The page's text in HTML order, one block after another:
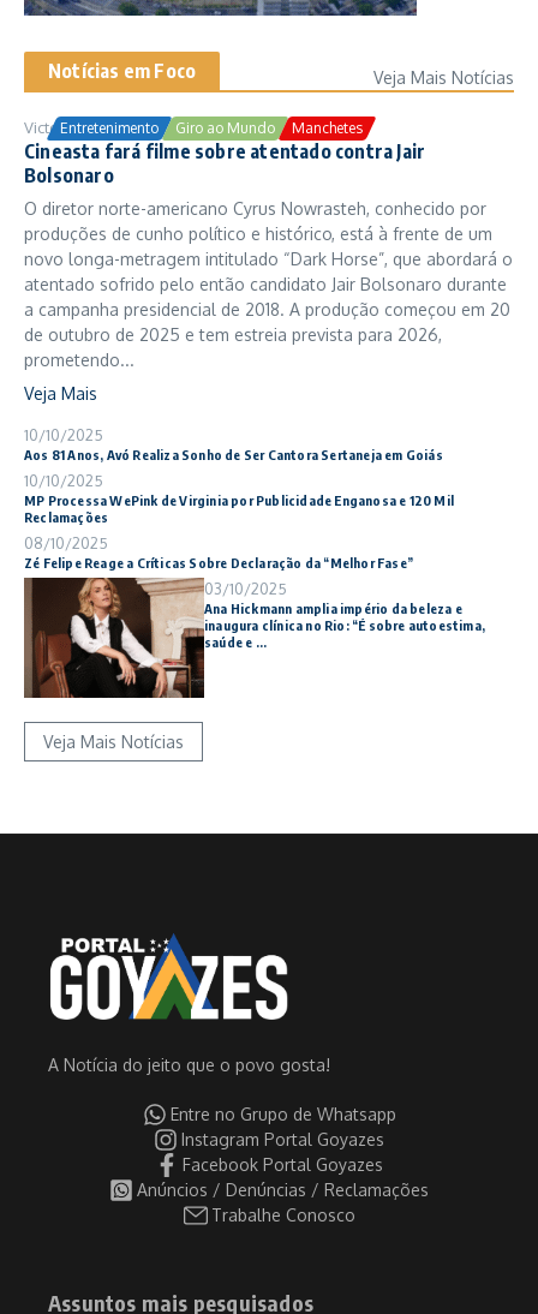
Notícias em Foco Veja Mais Notícias
Entretenimento Giro ao Mundo Manchetes
Victor Samuel 24/10/2025
Cineasta fará filme sobre atentado contra Jair
Bolsonaro
O diretor norte-americano Cyrus Nowrasteh, conhecido por
produções de cunho político e histórico, está à frente de um
novo longa-metragem intitulado “Dark Horse”, que abordará o
atentado sofrido pelo então candidato Jair Bolsonaro durante
a campanha presidencial de 2018. A produção começou em 20
de outubro de 2025 e tem estreia prevista para 2026,
prometendo...
Veja Mais
10/10/2025
Aos 81 Anos, Avó Realiza Sonho de Ser Cantora Sertaneja em Goiás
10/10/2025
MP Processa WePink de Virginia por Publicidade Enganosa e 120 Mil
Reclamações
08/10/2025
Zé Felipe Reage a Críticas Sobre Declaração da “Melhor Fase”
03/10/2025
Ana Hickmann amplia império da beleza e
inaugura clínica no Rio: “É sobre autoestima,
saúde e ...
Veja Mais Notícias
A Notícia do jeito que o povo gosta!
Entre no Grupo de Whatsapp
Instagram Portal Goyazes
Facebook Portal Goyazes
Anúncios / Denúncias / Reclamações
Trabalhe Conosco
Assuntos mais pesquisados